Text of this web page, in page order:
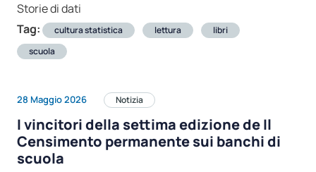
Storie di dati
Tag:
cultura statistica lettura
libri
scuola
28 Maggio 2026 Notizia
I vincitori della settima edizione de Il
Censimento permanente sui banchi di
scuola